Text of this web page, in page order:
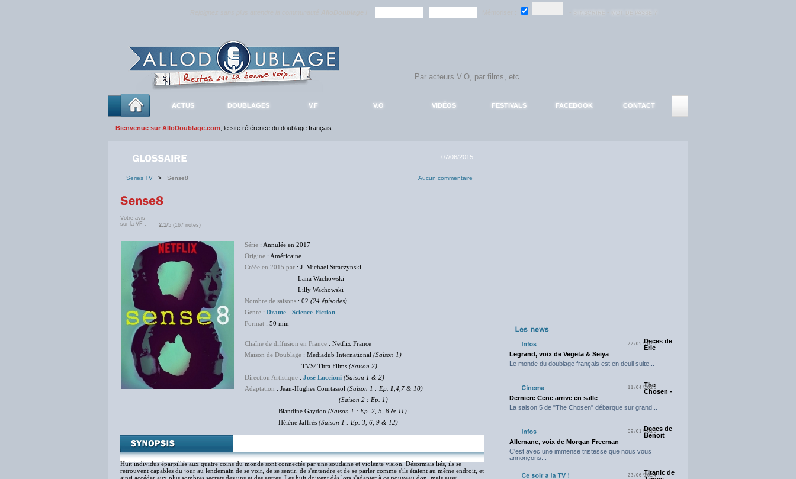
ACTUS DOUBLAGES V.F V.O VIDÉOS FESTIVALS FACEBOOK CONTACT
Bienvenue sur AlloDoublage.com , le site référence du doublage français.
07/06/2015
Series TV > Sense8 Aucun commentaire
Votre avis
sur la VF :
2.1/5 (167 notes)
Série : Annulée en 2017
Origine : Américaine
Créée en 2015 par : J. Michael Straczynski
Lana Wachowski
Lilly Wachowski
Nombre de saisons : 02 (24 épisodes)
Genre : Drame - Science-Fiction
Format : 50 min
Chaîne de diffusion en France : Netflix France
Maison de Doublage : Mediadub International (Saison 1)
TVS/Titra Films (Saison 2)
Direction Artistique : José Luccioni (Saison 1 & 2)
Adaptation : Jean-Hughes Courtassol (Saison 1 : Ep. 1,4,7 & 10)
(Saison 2 : Ep. 1)
Blandine Gaydon (Saison 1 : Ep. 2, 5, 8 & 11)
Hélène Jaffrés (Saison 1 : Ep. 3, 6, 9 & 12)
Huit individus éparpillés aux quatre coins du monde sont connectés par une soudaine et violente vision. Désormais liés, ils se
retrouvent capables du jour au lendemain de se voir, de se sentir, de s'entendre et de se parler comme s'ils étaient au même endroit, et
22/05/2025Deces de
Eric
Legrand, voix de Vegeta & Seiya
Le monde du doublage français est en deuil suite...
11/04/2025
The
Chosen -
Derniere Cene arrive en salle
La saison 5 de "The Chosen" débarque sur grand...
09/01/2025Deces de
Benoit
Allemane, voix de Morgan Freeman
C'est avec une immense tristesse que nous vous
annonçons...
23/06/2024Titanic de